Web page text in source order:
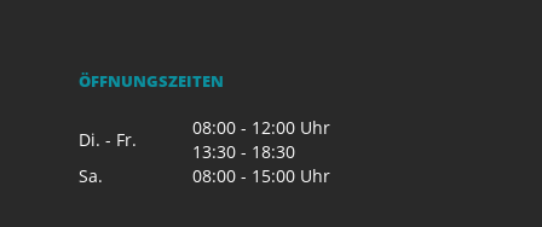
ÖFFNUNGSZEITEN
Di. - Fr.
08:00 - 12:00 Uhr
13:30 - 18:30
Sa.
08:00 - 15:00 Uhr